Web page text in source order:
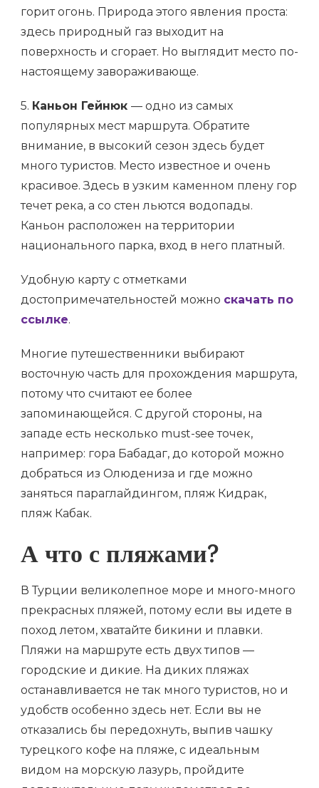
горит огонь. Природа этого явления проста:
здесь природный газ выходит на
поверхность и сгорает. Но выглядит место по-
настоящему завораживающе.
5. Каньон Гейнюк — одно из самых
популярных мест маршрута. Обратите
внимание, в высокий сезон здесь будет
много туристов. Место известное и очень
красивое. Здесь в узким каменном плену гор
течет река, а со стен льются водопады.
Каньон расположен на территории
национального парка, вход в него платный.
Удобную карту с отметками
достопримечательностей можно скачать по
ссылке.
Многие путешественники выбирают
восточную часть для прохождения маршрута,
потому что считают ее более
запоминающейся. С другой стороны, на
западе есть несколько must-see точек,
например: гора Бабадаг, до которой можно
добраться из Олюдениза и где можно
заняться параглайдингом, пляж Кидрак,
пляж Кабак.
А что с пляжами?
В Турции великолепное море и много-много
прекрасных пляжей, потому если вы идете в
поход летом, хватайте бикини и плавки.
Пляжи на маршруте есть двух типов —
городские и дикие. На диких пляжах
останавливается не так много туристов, но и
удобств особенно здесь нет. Если вы не
отказались бы передохнуть, выпив чашку
турецкого кофе на пляже, с идеальным
видом на морскую лазурь, пройдите